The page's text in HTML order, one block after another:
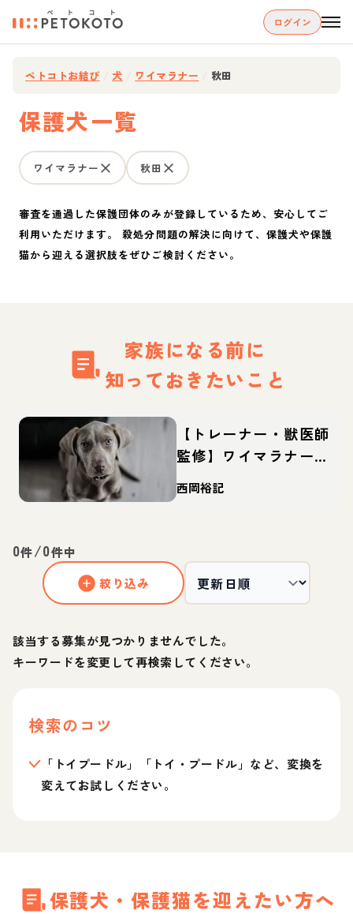
ログイン
ペトコトお結び 犬 ワイマラナー 秋田
保護犬一覧
ワイマラナー 秋田
審査を通過した保護団体のみが登録しているため、安心してご
利用いただけます。 殺処分問題の解決に向けて、保護犬や保護
猫から迎える選択肢をぜひご検討ください。
家族になる前に
知っておきたいこと
【トレーナー・獣医師
監修】ワイマラナーっ
てどんな犬？性格・特
徴・育て方・迎え方
西岡裕記
0件/0件中
絞り込み
該当する募集が見つかりませんでした。
キーワードを変更して再検索してください。
検索のコツ
「トイプードル」「トイ・プードル」など、変換を
変えてお試しください。
保護犬・保護猫を迎えたい方へ